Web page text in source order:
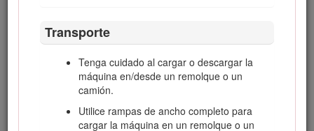
Transporte
Tenga cuidado al cargar o descargar la
máquina en/desde un remolque o un
camión.
Utilice rampas de ancho completo para
cargar la máquina en un remolque o un
motor ni haga funcionar el motor a una
Antes de abandonar el puesto del operador
por cualquier razón, incluyendo vaciar el
máquina en un lugar llano y pare el motor.